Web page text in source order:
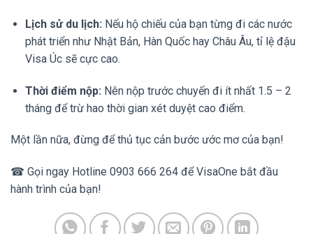
Lịch sử du lịch: Nếu hộ chiếu của bạn từng đi các nước
phát triển như Nhật Bản, Hàn Quốc hay Châu Âu, tỉ lệ đậu
Visa Úc sẽ cực cao.
Thời điểm nộp: Nên nộp trước chuyến đi ít nhất 1.5 – 2
tháng để trừ hao thời gian xét duyệt cao điểm.
Một lần nữa, đừng để thủ tục cản bước ước mơ của bạn!
☎ Gọi ngay Hotline 0903 666 264 để VisaOne bắt đầu
hành trình của bạn!